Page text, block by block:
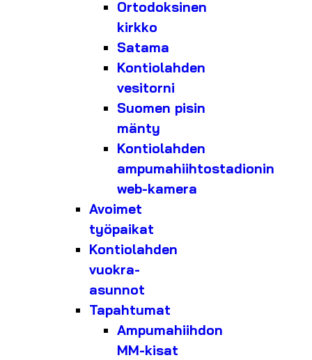
Ortodoksinen
kirkko
Satama
Kontiolahden
vesitorni
Suomen pisin
mänty
Kontiolahden
ampumahiihtostadionin
web-kamera
Avoimet
työpaikat
Kontiolahden
vuokra-
asunnot
Tapahtumat
Ampumahiihdon
MM-kisat